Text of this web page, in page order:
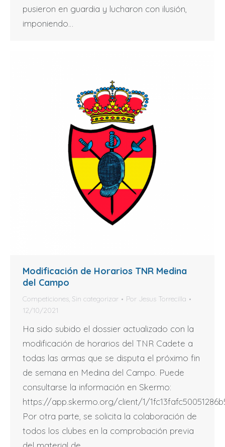
pusieron en guardia y lucharon con ilusión,
imponiendo…
Modificación de Horarios TNR Medina
del Campo
Competiciones, Sin categorizar Por Jesus Torrecilla
12/10/2021
Ha sido subido el dossier actualizado con la
modificación de horarios del TNR Cadete a
todas las armas que se disputa el próximo fin
de semana en Medina del Campo. Puede
consultarse la información en Skermo:
https://app.skermo.org/client/1/
Por otra parte, se solicita la colaboración de
todos los clubes en la comprobación previa